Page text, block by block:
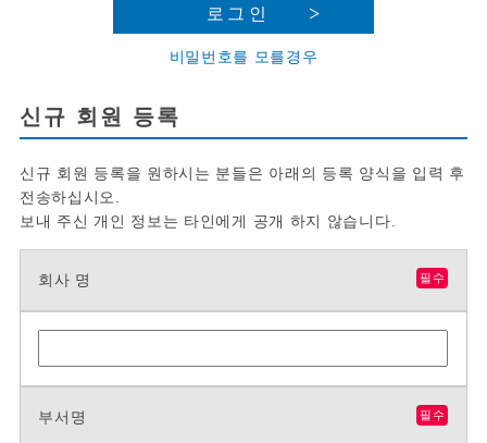
로그인
비밀번호를 모를경우
신규 회원 등록
신규 회원 등록을 원하시는 분들은 아래의 등록 양식을 입력 후
전송하십시오.
보내 주신 개인 정보는 타인에게 공개 하지 않습니다.
회사 명 필수
부서명 필수